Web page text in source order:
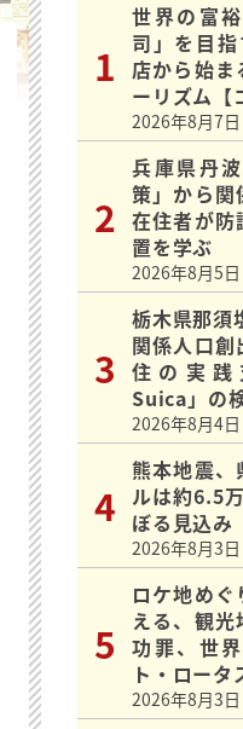
世界の富
司」を目
店から始ま
ーリズム【
2026年8月7日
兵庫県丹
策」から関
在住者が防
置を学ぶ
2026年8月5日
栃木県那須
関係人口創
住の実
Suica」の
2026年8月4日
熊本地震、
ルは約6.5
ぼる見込み
2026年8月3日
ロケ地め
える、観光
功罪、世
ト・ロー
2026年8月3日